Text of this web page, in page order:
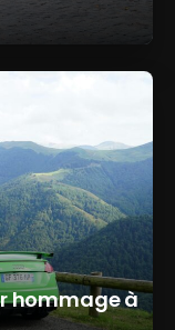
hommage à